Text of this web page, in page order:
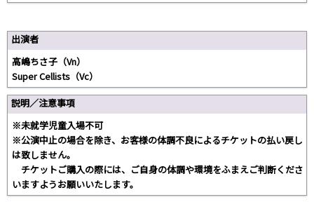
出演者
⾼嶋ちさ⼦（Vn）
Super Cellists（Vc）
説明／注意事項
※未就学児童入場不可
※公演中⽌の場合を除き、お客様の体調不良によるチケットの払い戻し
は致しません。
チケットご購⼊の際には、ご⾃⾝の体調や環境をふまえご判断くださ
いますようお願いいたします。